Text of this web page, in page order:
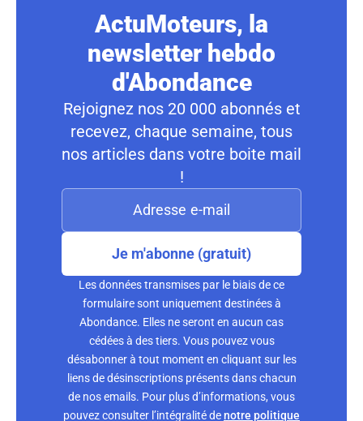
ActuMoteurs, la
newsletter hebdo
d'Abondance
Rejoignez nos 20 000 abonnés et
recevez, chaque semaine, tous
nos articles dans votre boite mail
!
Je m'abonne (gratuit)
Les données transmises par le biais de ce
formulaire sont uniquement destinées à
Abondance. Elles ne seront en aucun cas
cédées à des tiers. Vous pouvez vous
désabonner à tout moment en cliquant sur les
liens de désinscriptions présents dans chacun
de nos emails. Pour plus d’informations, vous
pouvez consulter l’intégralité denotre politique